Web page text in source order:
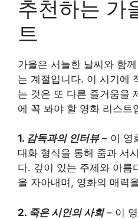
추천하는 가
트
가을은 서늘한 날씨와 함
는 계절입니다. 이 시기에
는 것은 또 다른 즐거움을
에 꼭 봐야 할 영화 리스트
1. 감독과의 인터뷰– 이 영
대화 형식을 통해 줌과 서
다. 깊이 있는 주제와 아름
을 자아내며, 영화의 매력
2. 죽은 시인의 사회– 이